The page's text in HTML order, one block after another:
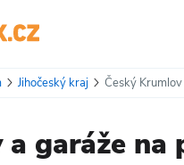
Jihočeský kraj Český Krumlov
garáže na